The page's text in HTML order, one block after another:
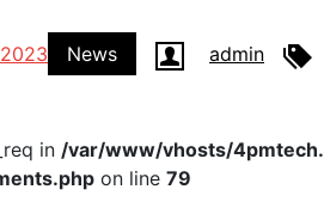
News admin
in /var/www/vhosts/
on line 79